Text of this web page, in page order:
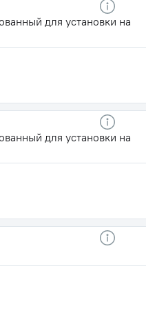
для установки на
для установки на